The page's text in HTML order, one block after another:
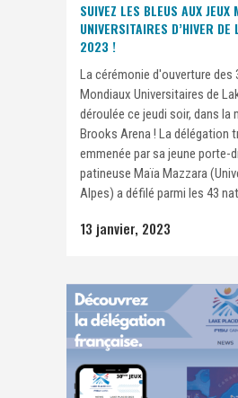
SUIVEZ LES BLEUS AUX JEUX
UNIVERSITAIRES D’HIVER DE
2023 !
La cérémonie d'ouverture des
Mondiaux Universitaires de
déroulée ce jeudi soir, dans la
Brooks Arena ! La délégation
emmenée par sa jeune porte-
patineuse Maïa Mazzara
Alpes) a défilé parmi les 43
13 janvier, 2023